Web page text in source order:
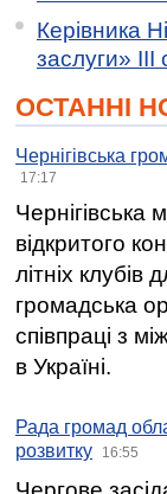
Керівника
заслуги»
ОСТАННІ
Чернігівська
17:17
Чернігівська
відкритого
літніх клубів
громадська
співпраці з
в Україні.
Рада громад
розвитку
16:55